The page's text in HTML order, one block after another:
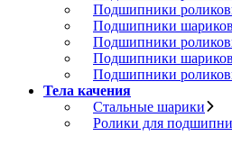
Подшипники
Подшипники
Подшипники
Подшипники
Подшипники
Тела качения
Стальные шарики
Ролики для